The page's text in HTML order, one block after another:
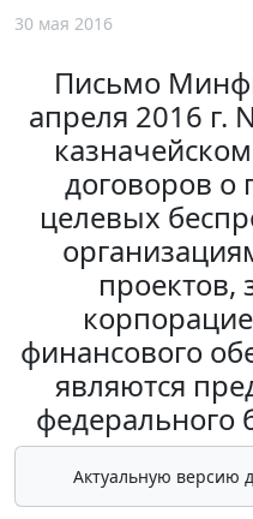
30 мая 2016
Письмо
апреля 2016 г.
договоров о
целевых
финансового
являются
федерального
Актуальную версию